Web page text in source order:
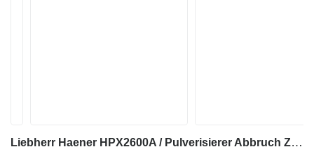
Liebherr Haener HPX2600A / Pulverisierer Abbruch Zange